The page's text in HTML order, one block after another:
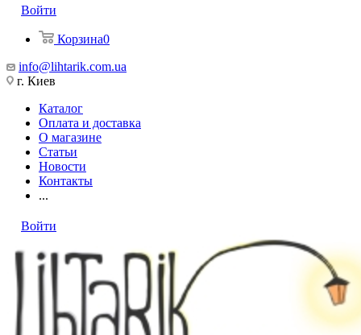
Войти
Корзина0
info@lihtarik.com.ua
г. Киев
Каталог
Оплата и доставка
О магазине
Статьи
Новости
Контакты
...
Войти